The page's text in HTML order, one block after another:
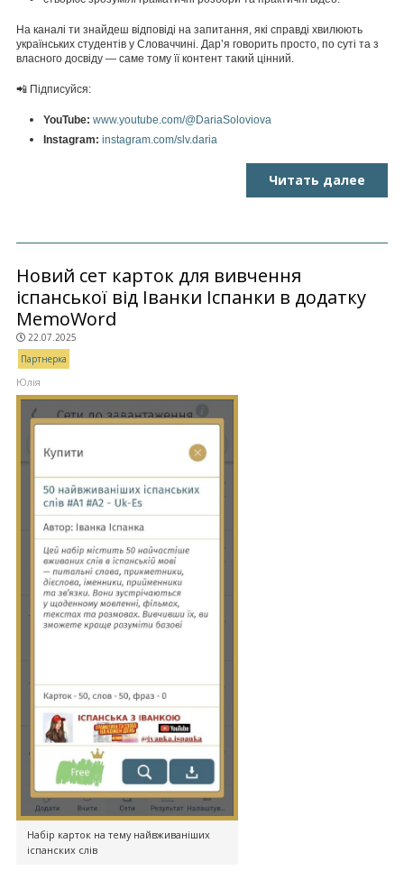
На каналі ти знайдеш відповіді на запитання, які справді хвилюють
українських студентів у Словаччині. Дар’я говорить просто, по суті та з
власного досвіду — саме тому її контент такий цінний.
📲 Підписуйся:
YouTube: www.youtube.com/@DariaSoloviova
Instagram: instagram.com/slv.daria
Читать далее
Новий сет карток для вивчення
іспанської від Іванки Іспанки в додатку
MemoWord
22.07.2025
Партнерка
Юлія
Набір карток на тему найвживаніших
іспанских слів